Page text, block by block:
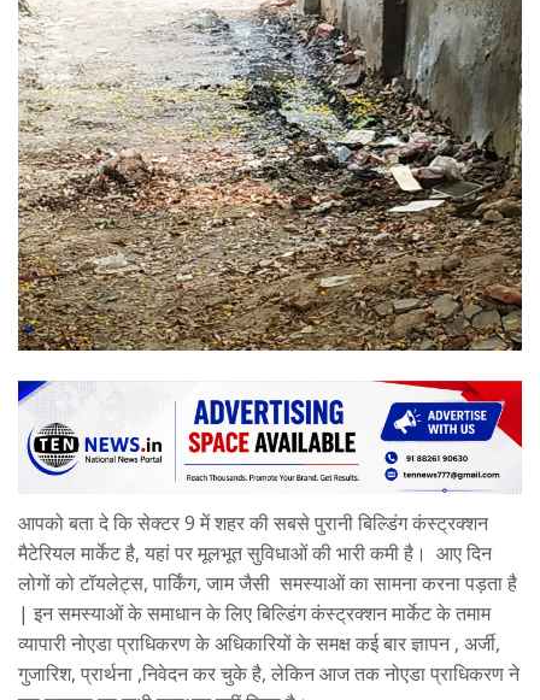
आपको बता दे कि सेक्टर 9 में शहर की सबसे पुरानी बिल्डिंग कंस्ट्रक्शन
मैटेरियल मार्केट है, यहां पर मूलभूत सुविधाओं की भारी कमी है। आए दिन
लोगों को टॉयलेट्स, पार्किंग, जाम जैसी समस्याओं का सामना करना पड़ता है
| इन समस्याओं के समाधान के लिए बिल्डिंग कंस्ट्रक्शन मार्केट के तमाम
व्यापारी नोएडा प्राधिकरण के अधिकारियों के समक्ष कई बार ज्ञापन , अर्जी,
गुजारिश, प्रार्थना ,निवेदन कर चुके है, लेकिन आज तक नोएडा प्राधिकरण ने